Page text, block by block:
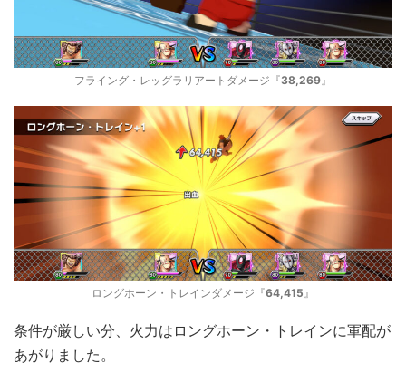
フライング・レッグラリアートダメージ『38,269』
ロングホーン・トレインダメージ『64,415 』
条件が厳しい分、火力はロングホーン・トレインに軍配が
あがりました。